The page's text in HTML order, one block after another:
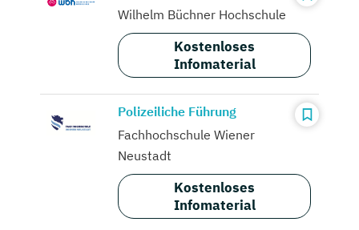
Wilhelm Büchner Hochschule
Kostenloses
Infomaterial
Polizeiliche Führung
Fachhochschule Wiener
Neustadt
Kostenloses
Infomaterial